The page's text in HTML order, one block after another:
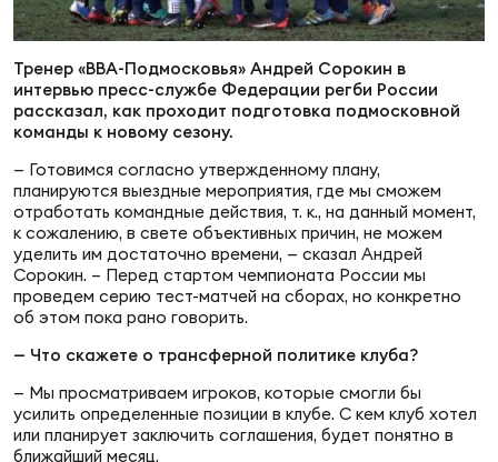
Регионы
Сборные
Антидопинг
Магазин
Контакты
Тренер «ВВА-Подмосковья» Андрей Сорокин в
интервью пресс-службе Федерации регби России
рассказал, как проходит подготовка подмосковной
команды к новому сезону.
— Готовимся согласно утвержденному плану,
планируются выездные мероприятия, где мы сможем
отработать командные действия, т. к., на данный момент,
к сожалению, в свете объективных причин, не можем
уделить им достаточно времени, — сказал Андрей
Сорокин. – Перед стартом чемпионата России мы
проведем серию тест-матчей на сборах, но конкретно
об этом пока рано говорить.
— Что скажете о трансферной политике клуба?
— Мы просматриваем игроков, которые смогли бы
усилить определенные позиции в клубе. С кем клуб хотел
или планирует заключить соглашения, будет понятно в
ближайший месяц.
ОТПРАВИТЬ